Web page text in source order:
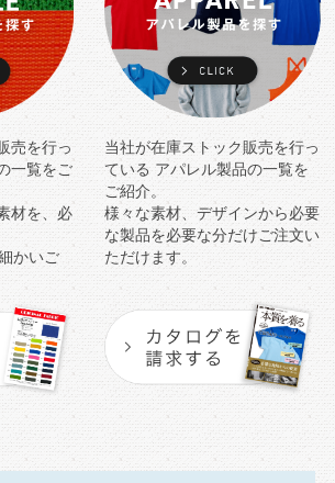
売を行っ
一覧をご
材を、必
かいご
当社が在庫ストック販売を行っ
ている アパレル製品の一覧を
ご紹介。
様々な素材、デザインから必要
な製品を必要な分だけご注文い
ただけます。